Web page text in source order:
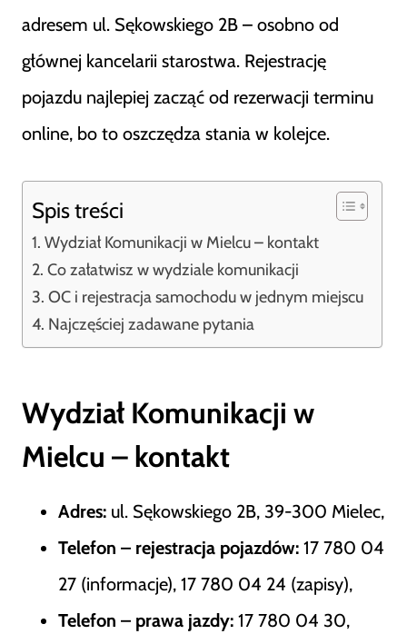
adresem ul. Sękowskiego 2B – osobno od
głównej kancelarii starostwa. Rejestrację
pojazdu najlepiej zacząć od rezerwacji terminu
online, bo to oszczędza stania w kolejce.
Spis treści
Wydział Komunikacji w Mielcu – kontakt
Co załatwisz w wydziale komunikacji
OC i rejestracja samochodu w jednym miejscu
Najczęściej zadawane pytania
Wydział Komunikacji w
Mielcu – kontakt
Adres: ul. Sękowskiego 2B, 39-300 Mielec,
Telefon – rejestracja pojazdów: 17 780 04
27 (informacje), 17 780 04 24 (zapisy),
Telefon – prawa jazdy: 17 780 04 30,